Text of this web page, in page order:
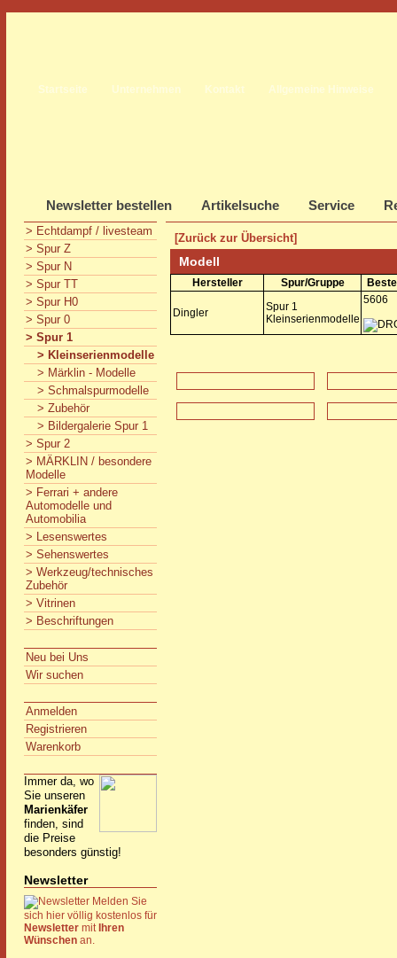
Startseite Unternehmen Kontakt Allgemeine Hinweise
Newsletter bestellen Artikelsuche Service
> Echtdampf / livesteam
> Spur Z
> Spur N
> Spur TT
> Spur H0
> Spur 0
> Spur 1
> Kleinserienmodelle
> Märklin - Modelle
> Schmalspurmodelle
> Zubehör
> Bildergalerie Spur 1
> Spur 2
> MÄRKLIN / besondere
Modelle
> Ferrari + andere
Automodelle und
Automobilia
> Lesenswertes
> Sehenswertes
> Werkzeug/technisches
Zubehör
> Vitrinen
> Beschriftungen
Neu bei Uns
Wir suchen
Anmelden
Registrieren
Warenkorb
Immer da, wo
Sie unseren
Marienkäfer
finden, sind
die Preise
besonders günstig!
Newsletter
Melden Sie
sich hier völlig kostenlos für
Newsletter mit Ihren
Wünschen an.
[Zurück zur Übersicht]
Modell
Hersteller Spur/Gruppe
Dingler
Spur 1
Kleinserienmodelle
5606